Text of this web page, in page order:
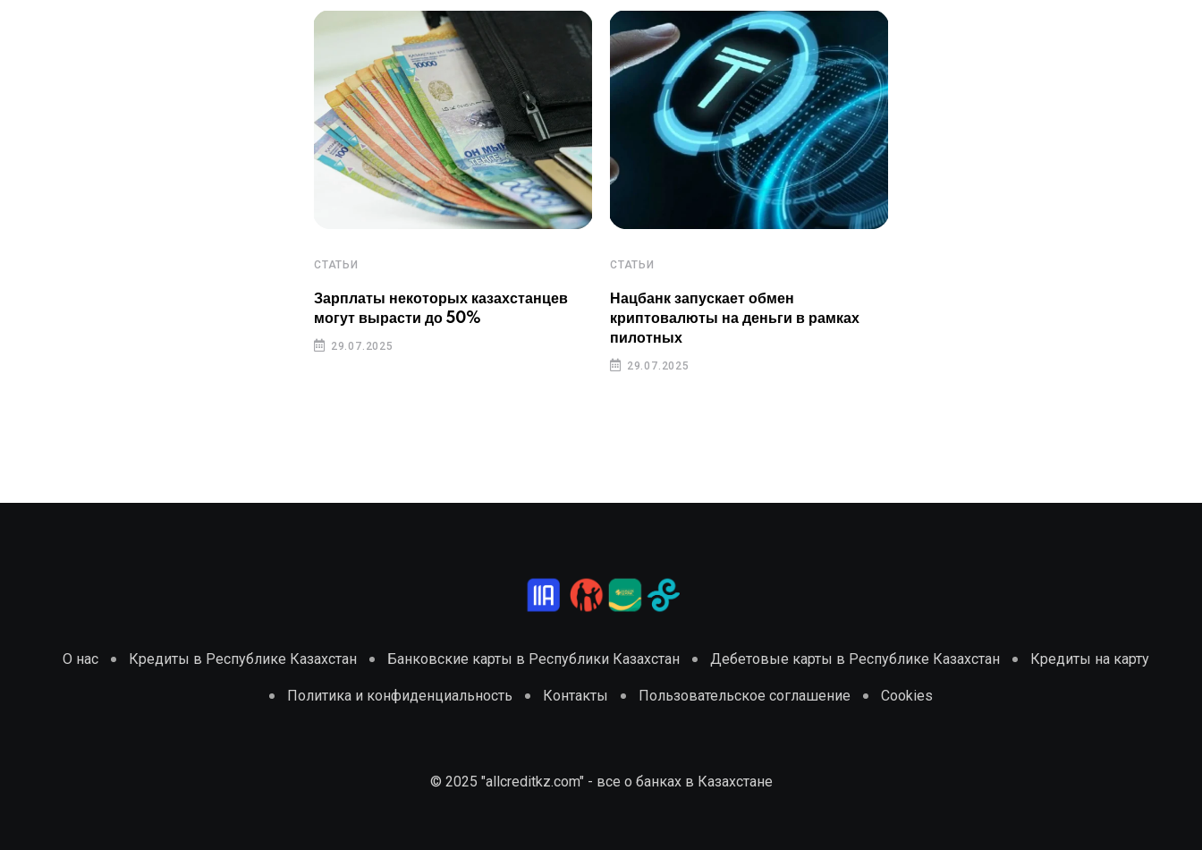
СТАТЬИ
Зарплаты некоторых казахстанцев
могут вырасти до 50%
29.07.2025
СТАТЬИ
Нацбанк запускает обмен
криптовалюты на деньги в рамках
пилотных
29.07.2025
О нас Кредиты в Республике Казахстан Банковские карты в Республики Казахстан Дебетовые карты в Республике Казахстан Кредиты на карту
Политика и конфиденциальность Контакты Пользовательское соглашение Cookies
© 2025 "allcreditkz.com" - все о банках в Казахстане